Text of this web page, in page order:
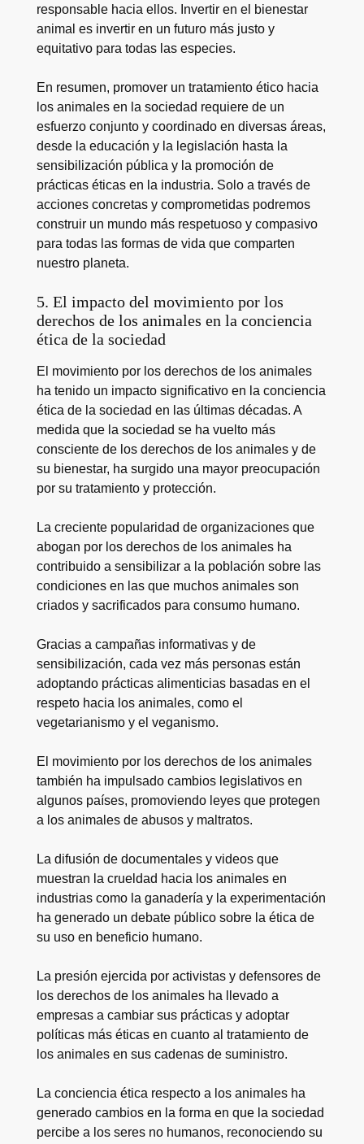
responsable hacia ellos. Invertir en el bienestar
animal es invertir en un futuro más justo y
equitativo para todas las especies.
En resumen, promover un tratamiento ético hacia
los animales en la sociedad requiere de un
esfuerzo conjunto y coordinado en diversas áreas,
desde la educación y la legislación hasta la
sensibilización pública y la promoción de
prácticas éticas en la industria. Solo a través de
acciones concretas y comprometidas podremos
construir un mundo más respetuoso y compasivo
para todas las formas de vida que comparten
nuestro planeta.
5. El impacto del movimiento por los
derechos de los animales en la conciencia
ética de la sociedad
El movimiento por los derechos de los animales
ha tenido un impacto significativo en la conciencia
ética de la sociedad en las últimas décadas. A
medida que la sociedad se ha vuelto más
consciente de los derechos de los animales y de
su bienestar, ha surgido una mayor preocupación
por su tratamiento y protección.
La creciente popularidad de organizaciones que
abogan por los derechos de los animales ha
contribuido a sensibilizar a la población sobre las
condiciones en las que muchos animales son
criados y sacrificados para consumo humano.
Gracias a campañas informativas y de
sensibilización, cada vez más personas están
adoptando prácticas alimenticias basadas en el
respeto hacia los animales, como el
vegetarianismo y el veganismo.
El movimiento por los derechos de los animales
también ha impulsado cambios legislativos en
algunos países, promoviendo leyes que protegen
a los animales de abusos y maltratos.
La difusión de documentales y videos que
muestran la crueldad hacia los animales en
industrias como la ganadería y la experimentación
ha generado un debate público sobre la ética de
su uso en beneficio humano.
La presión ejercida por activistas y defensores de
los derechos de los animales ha llevado a
empresas a cambiar sus prácticas y adoptar
políticas más éticas en cuanto al tratamiento de
los animales en sus cadenas de suministro.
La conciencia ética respecto a los animales ha
generado cambios en la forma en que la sociedad
percibe a los seres no humanos, reconociendo su